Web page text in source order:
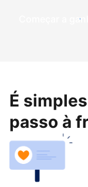
Começar a
É
passo à